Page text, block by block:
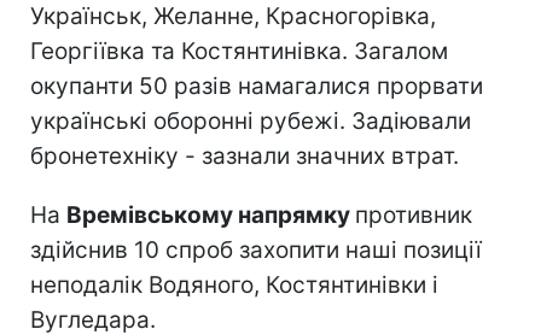
Українськ, Желанне, Красногорівка,
Георгіївка та Костянтинівка. Загалом
окупанти 50 разів намагалися прорвати
українські оборонні рубежі. Задіювали
бронетехніку - зазнали значних втрат.
На Времівському напрямку противник
здійснив 10 спроб захопити наші позиції
неподалік Водяного, Костянтинівки і
Вугледара.